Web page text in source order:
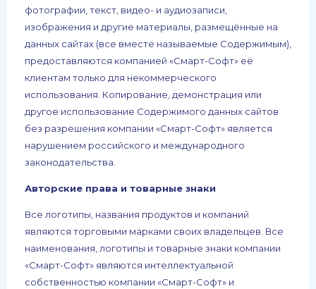
фотографии, текст, видео- и аудиозаписи,
изображения и другие материалы, размещённые на
данных сайтах (все вместе называемые Содержимым),
предоставляются компанией «Смарт-Софт» её
клиентам только для некоммерческого
использования. Копирование, демонстрация или
другое использование Содержимого данных сайтов
без разрешения компании «Смарт-Софт» является
нарушением российского и международного
законодательства.
Авторские права и товарные знаки
Все логотипы, названия продуктов и компаний
являются торговыми марками своих владельцев. Все
наименования, логотипы и товарные знаки компании
«Смарт-Софт» являются интеллектуальной
собственностью компании «Смарт-Софт» и